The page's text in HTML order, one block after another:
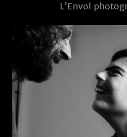
L’Envol